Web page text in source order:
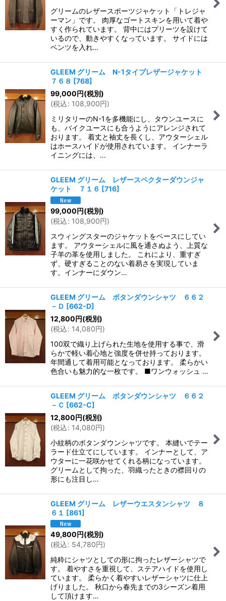
グリームのレザースポーツジャケット「トレジャ
ーマン」です。 肉厚なゴートスキンを用いて着や
すく作られています。 背中にはプリーツを設けて
いるので、動きやすくなっています。 サイドには
ベンツを入れ…
GLEEM グリーム N-1タイプレザージャケット
７６８ [768]
99,000円(税別)
(税込: 108,900円)
ミリタリーのN-1を多機能にし、タウンユースに
も、バイクユースにも合うようにアレンジされて
おります。 着丈と袖丈を長くし、アウターシェル
はホースハイドが使用されています。 インナーラ
イニングには、…
GLEEM グリーム レザースペクターダウンジャ
ケット ７１６ [716]
99,000円(税別)
(税込: 108,900円)
スウィングスターのジャケットをベースにしてい
ます。 アウターシェルに風を通さぬよう、上質な
子羊の革を使用しました。 これにより、重すぎ
ず、硬すぎることのない着易さを実現していま
す。インナーにダウン…
GLEEM グリーム ボタンダウンシャツ ６６２
－Ｄ [662-D]
12,800円(税別)
(税込: 14,080円)
100双で織り上げられた生地を使用する事で、滑
らかで軽い着心地と強度を併せ持っております。
年間通して着用可能となっております。 柔らかい
色合いも魅力的な一枚です。 ■ワンウォッシュ …
GLEEM グリーム ボタンダウンシャツ ６６２
－Ｃ [662-C]
12,800円(税別)
(税込: 14,080円)
小紋柄のボタンダウンシャツです。 本縫いでテー
ラード仕立てにしています。 インナーとして、ア
ウターに一花咲かせてくれる柄になっています。
グリームとして拘った、羽織ったときの襟回りの
形にも注目し…
GLEEM グリーム レザーウエスタンシャツ ８
６１ [861]
49,800円(税別)
(税込: 54,780円)
純粋にシャツとしての形に拘ったレザーシャツで
す。 着やすさを重視して、ステアハイドを使用し
ています。 柔らかく着やすいレザーシャツに仕上
げりました。 秋口から春先までの3シーズン着用
して頂けます…